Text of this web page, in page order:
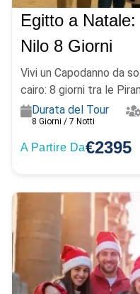
Egitto a
Nilo 8 Giorni
Vivi un Capodanno da
cairo: 8 giorni tra le
Durata del Tour
8 Giorni / 7 Notti
A Partire Da€2395